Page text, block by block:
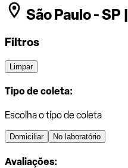
São Paulo - SP |
Filtros
Limpar
Tipo de coleta:
Escolha o tipo de coleta
Domiciliar No laboratório
Avaliações: